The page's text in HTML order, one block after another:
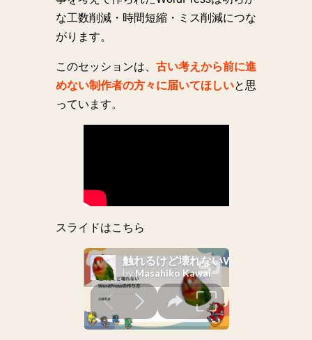
な工数削減・時間短縮・ミス削減につな
がります。
このセッションは、 古い考えから前に進
めない制作者の方々に届いてほしいと思
っています。
スライドはこちら